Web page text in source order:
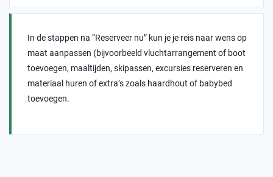
In de stappen na “Reserveer nu” kun je je reis naar wens op
maat aanpassen (bijvoorbeeld vluchtarrangement of boot
toevoegen, maaltijden, skipassen, excursies reserveren en
materiaal huren of extra’s zoals haardhout of babybed
toevoegen.